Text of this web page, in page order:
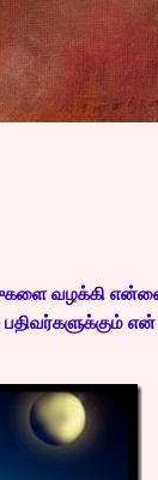
Skip to
வழக்கி